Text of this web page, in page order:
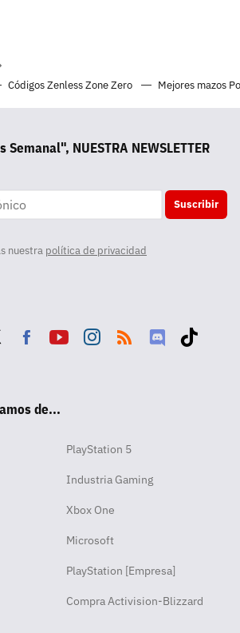
Códigos Zenless Zone Zero Mejores mazos
Semanal", NUESTRA NEWSLETTER
Suscribir
nuestra política de privacidad
ok de...
PlayStation 5
Industria Gaming
Xbox One
Microsoft
PlayStation [Empresa]
Compra Activision-Blizzard